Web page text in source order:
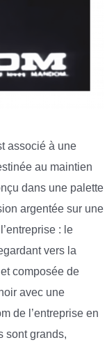
associé à une
au maintien
dans une palette
argentée sur une
: le
vers la
composée de
avec une
de l’entreprise en
sont grands,